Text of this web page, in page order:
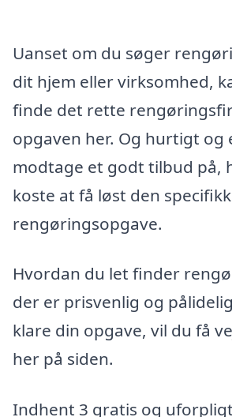
Uanset om du søger
dit hjem eller virksomhed,
finde det rette
opgaven her. Og hurtigt og
modtage et godt tilbud på,
koste at få løst den
rengøringsopgave.
Hvordan du let finder
der er prisvenlig og
klare din opgave, vil du få
her på siden.
Indhent 3 gratis og